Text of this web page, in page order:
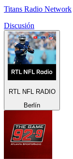
Titans Radio Network
Discusión
RTL NFL RADIO
Berlín